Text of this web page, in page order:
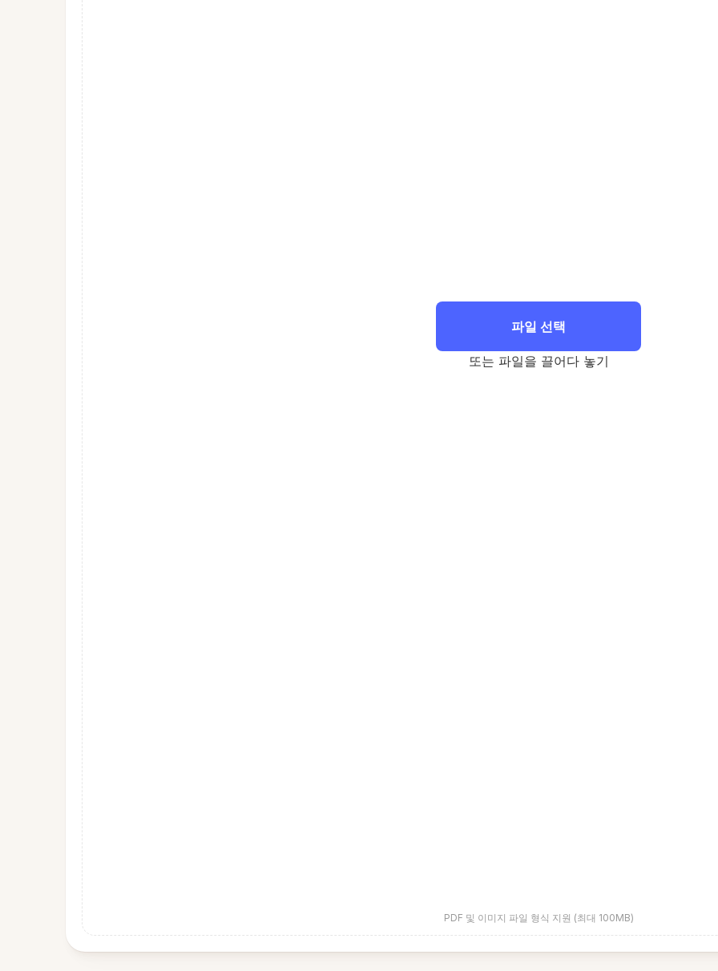
파일 선택
또는 파일을 끌어다 놓기
PDF 및 이미지 파일 형식 지원 (최대 100MB)